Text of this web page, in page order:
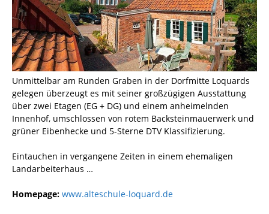
Unmittelbar am Runden Graben in der Dorfmitte Loquards
gelegen überzeugt es mit seiner großzügigen Ausstattung
über zwei Etagen (EG + DG) und einem anheimelnden
Innenhof, umschlossen von rotem Backsteinmauerwerk und
grüner Eibenhecke und 5-Sterne DTV Klassifizierung.
Eintauchen in vergangene Zeiten in einem ehemaligen
Landarbeiterhaus …
Homepage: www.alteschule-loquard.de